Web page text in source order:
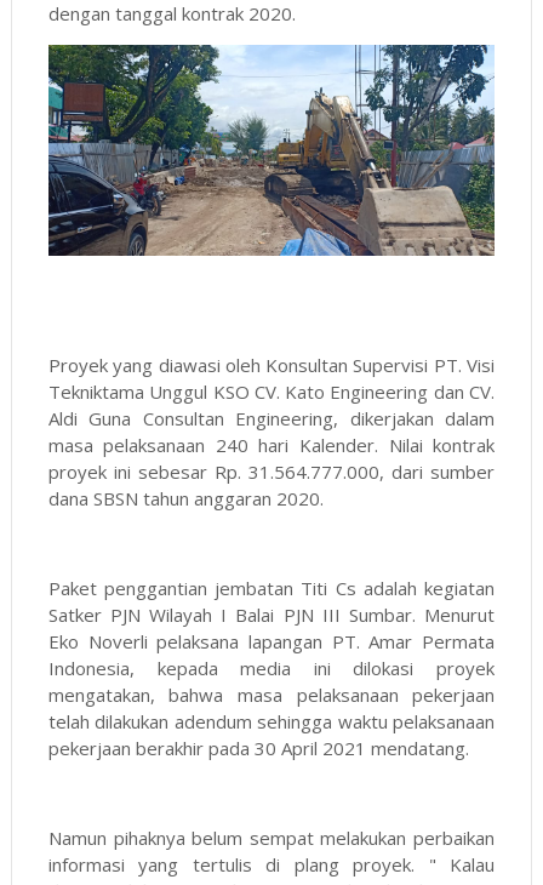
dengan tanggal kontrak 2020.
Proyek yang diawasi oleh Konsultan Supervisi PT. Visi
Tekniktama Unggul KSO CV. Kato Engineering dan CV.
Aldi Guna Consultan Engineering, dikerjakan dalam
masa pelaksanaan 240 hari Kalender. Nilai kontrak
proyek ini sebesar Rp. 31.564.777.000, dari sumber
dana SBSN tahun anggaran 2020.
Paket penggantian jembatan Titi Cs adalah kegiatan
Satker PJN Wilayah I Balai PJN III Sumbar. Menurut
Eko Noverli pelaksana lapangan PT. Amar Permata
Indonesia, kepada media ini dilokasi proyek
mengatakan, bahwa masa pelaksanaan pekerjaan
telah dilakukan adendum sehingga waktu pelaksanaan
pekerjaan berakhir pada 30 April 2021 mendatang.
Namun pihaknya belum sempat melakukan perbaikan
informasi yang tertulis di plang proyek. " Kalau